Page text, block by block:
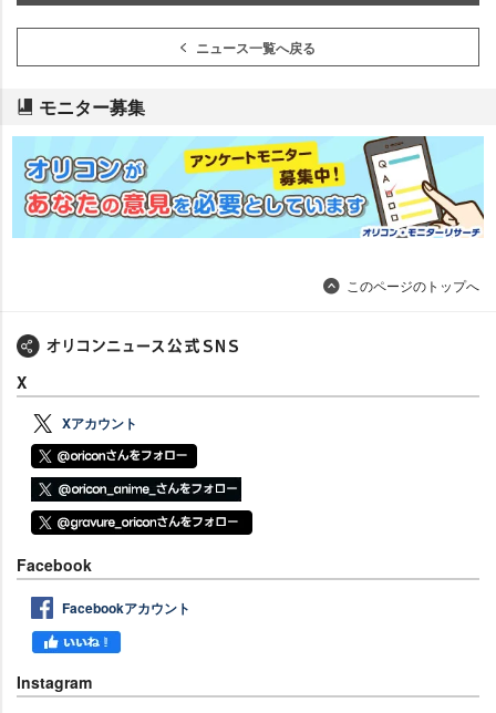
ニュース一覧へ戻る
モニター募集
このページのトップへ
X
Xアカウント
Facebook
Facebookアカウント
Instagram